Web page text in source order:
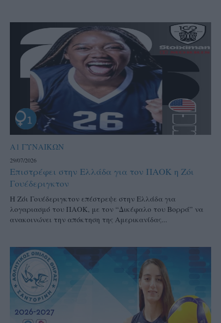
Α1 ΓΥΝΑΙΚΩΝ
29/07/2026
Επιστρέφει στην Ελλάδα για τον ΠΑΟΚ η Ζόι
Γουέδεριγκτον
Η Ζόι Γουέδεριγκτον επέστρεψε στην Ελλάδα για
λογαριασμό του ΠΑΟΚ, με τον “Δικέφαλο του Βορρά” να
ανακοινώνει την απόκτηση της Αμερικανίδας...